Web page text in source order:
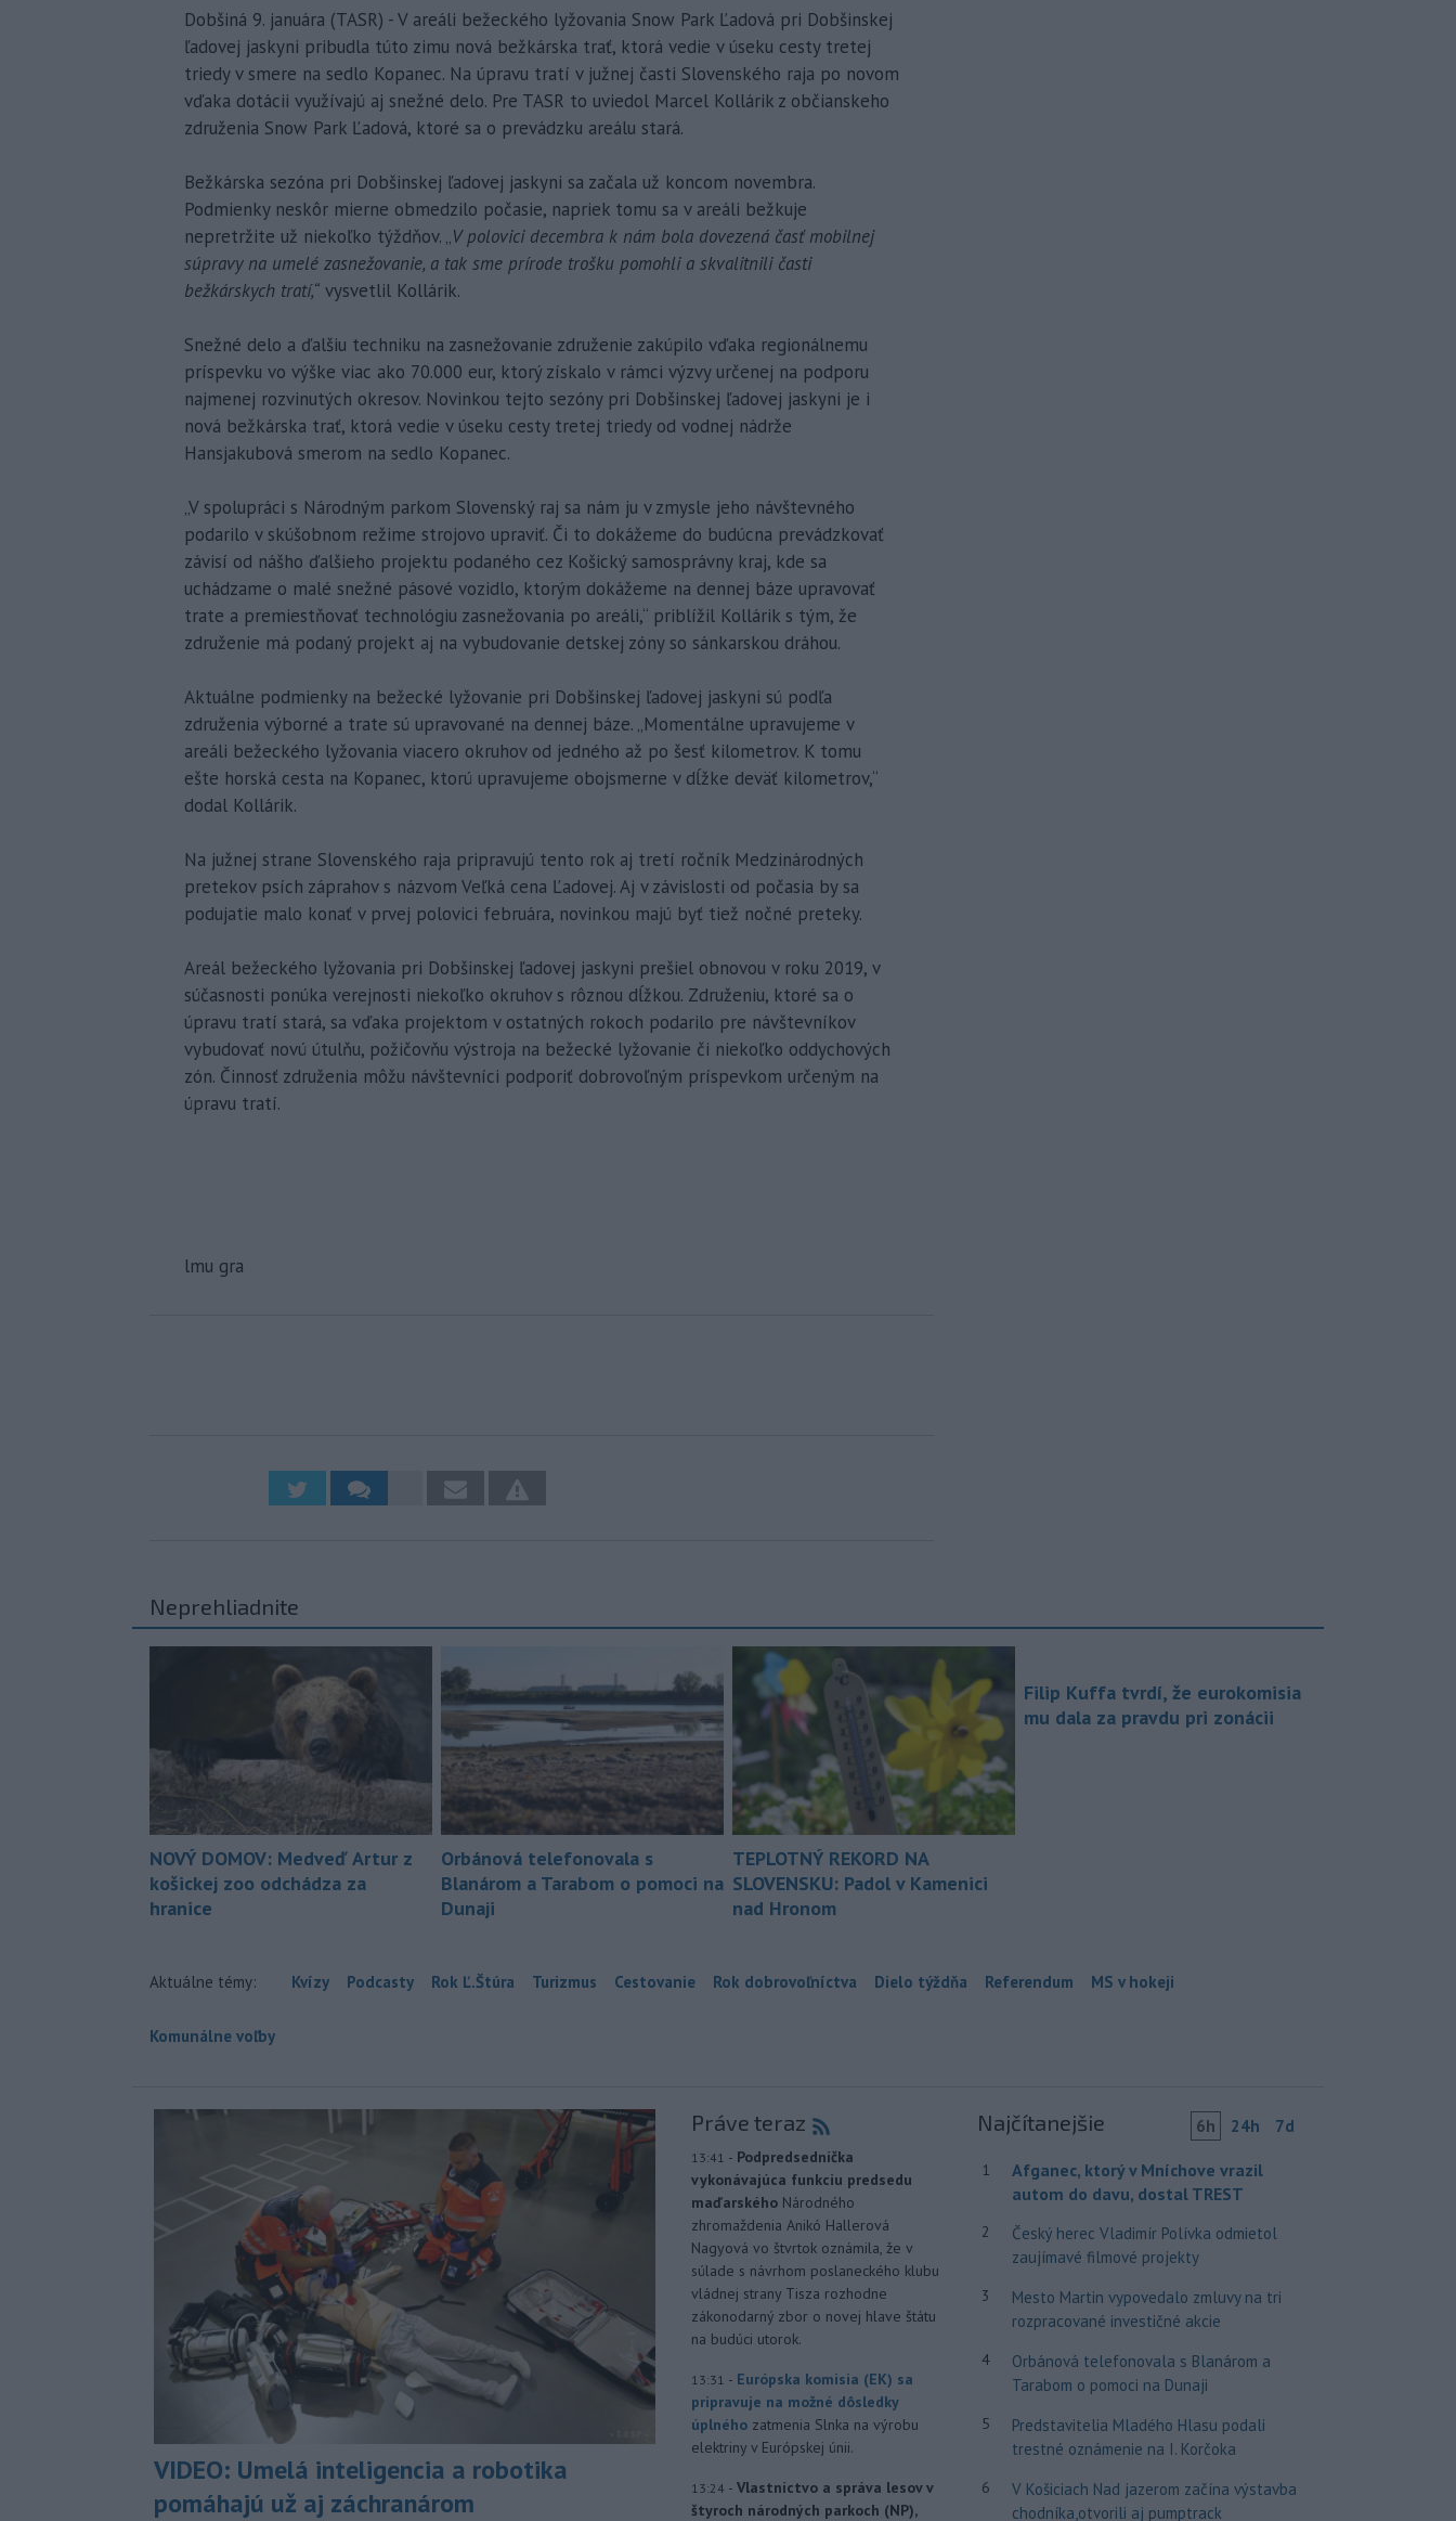
Dobšiná 9. januára (TASR) - V areáli bežeckého lyžovania Snow Park Ľadová pri Dobšinskej
ľadovej jaskyni pribudla túto zimu nová bežkárska trať, ktorá vedie v úseku cesty tretej
triedy v smere na sedlo Kopanec. Na úpravu tratí v južnej časti Slovenského raja po novom
vďaka dotácii využívajú aj snežné delo. Pre TASR to uviedol Marcel Kollárik z občianskeho
združenia Snow Park Ľadová, ktoré sa o prevádzku areálu stará.
Bežkárska sezóna pri Dobšinskej ľadovej jaskyni sa začala už koncom novembra.
Podmienky neskôr mierne obmedzilo počasie, napriek tomu sa v areáli bežkuje
nepretržite už niekoľko týždňov. „V polovici decembra k nám bola dovezená časť mobilnej
súpravy na umelé zasnežovanie, a tak sme prírode trošku pomohli a skvalitnili časti
bežkárskych tratí,“ vysvetlil Kollárik.
Snežné delo a ďalšiu techniku na zasnežovanie združenie zakúpilo vďaka regionálnemu
príspevku vo výške viac ako 70.000 eur, ktorý získalo v rámci výzvy určenej na podporu
najmenej rozvinutých okresov. Novinkou tejto sezóny pri Dobšinskej ľadovej jaskyni je i
nová bežkárska trať, ktorá vedie v úseku cesty tretej triedy od vodnej nádrže
Hansjakubová smerom na sedlo Kopanec.
„V spolupráci s Národným parkom Slovenský raj sa nám ju v zmysle jeho návštevného
podarilo v skúšobnom režime strojovo upraviť. Či to dokážeme do budúcna prevádzkovať
závisí od nášho ďalšieho projektu podaného cez Košický samosprávny kraj, kde sa
uchádzame o malé snežné pásové vozidlo, ktorým dokážeme na dennej báze upravovať
trate a premiestňovať technológiu zasnežovania po areáli,“ priblížil Kollárik s tým, že
združenie má podaný projekt aj na vybudovanie detskej zóny so sánkarskou dráhou.
Aktuálne podmienky na bežecké lyžovanie pri Dobšinskej ľadovej jaskyni sú podľa
združenia výborné a trate sú upravované na dennej báze. „Momentálne upravujeme v
areáli bežeckého lyžovania viacero okruhov od jedného až po šesť kilometrov. K tomu
ešte horská cesta na Kopanec, ktorú upravujeme obojsmerne v dĺžke deväť kilometrov,“
dodal Kollárik.
Na južnej strane Slovenského raja pripravujú tento rok aj tretí ročník Medzinárodných
pretekov psích záprahov s názvom Veľká cena Ľadovej. Aj v závislosti od počasia by sa
podujatie malo konať v prvej polovici februára, novinkou majú byť tiež nočné preteky.
Areál bežeckého lyžovania pri Dobšinskej ľadovej jaskyni prešiel obnovou v roku 2019, v
súčasnosti ponúka verejnosti niekoľko okruhov s rôznou dĺžkou. Združeniu, ktoré sa o
úpravu tratí stará, sa vďaka projektom v ostatných rokoch podarilo pre návštevníkov
vybudovať novú útulňu, požičovňu výstroja na bežecké lyžovanie či niekoľko oddychových
zón. Činnosť združenia môžu návštevníci podporiť dobrovoľným príspevkom určeným na
úpravu tratí.
lmu gra
Neprehliadnite
NOVÝ DOMOV: Medveď Artur z
košickej zoo odchádza za
hranice
Orbánová telefonovala s
Blanárom a Tarabom o pomoci na
Dunaji
TEPLOTNÝ REKORD NA
SLOVENSKU: Padol v Kamenici
nad Hronom
Filip Kuffa tvrdí, že eurokomisia
mu dala za pravdu pri zonácii
Aktuálne témy: Kvízy Podcasty Rok Ľ.Štúra Turizmus Cestovanie Rok dobrovoľníctva Dielo týždňa Referendum MS v hokeji
Komunálne voľby
VIDEO: Umelá inteligencia a robotika
pomáhajú už aj záchranárom
Práve teraz
13:41 - Podpredsedníčka
vykonávajúca funkciu predsedu
maďarského Národného
zhromaždenia Anikó Hallerová
Nagyová vo štvrtok oznámila, že v
súlade s návrhom poslaneckého klubu
vládnej strany Tisza rozhodne
zákonodarný zbor o novej hlave štátu
na budúci utorok.
13:31 - Európska komisia (EK) sa
pripravuje na možné dôsledky
úplného zatmenia Slnka na výrobu
elektriny v Európskej únii.
13:24 - Vlastníctvo a správa lesov v
štyroch národných parkoch (NP),
Najčítanejšie 6h 24h 7d
1
Afganec, ktorý v Mníchove vrazil
autom do davu, dostal TREST
2
Český herec Vladimír Polívka odmietol
zaujímavé filmové projekty
3
Mesto Martin vypovedalo zmluvy na tri
rozpracované investičné akcie
4
Orbánová telefonovala s Blanárom a
Tarabom o pomoci na Dunaji
5
Predstavitelia Mladého Hlasu podali
trestné oznámenie na I. Korčoka
6
V Košiciach Nad jazerom začína výstavba
chodníka,otvorili aj pumptrack